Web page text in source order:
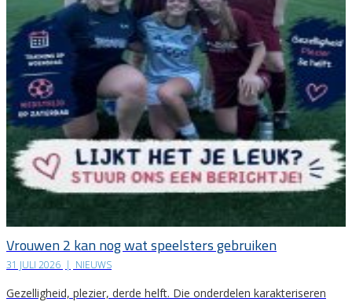
Vrouwen 2 kan nog wat speelsters gebruiken
31 JULI 2026 | NIEUWS
Gezelligheid, plezier, derde helft. Die onderdelen karakteriseren